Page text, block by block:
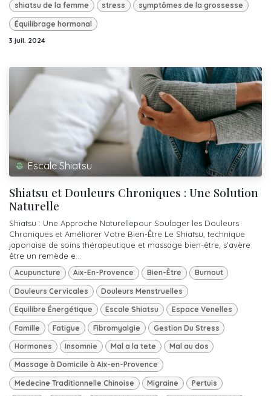
shiatsu de la femme stress symptômes de la grossesse
Équilibrage hormonal
3 juil. 2024
Escale Shiatsu
Shiatsu et Douleurs Chroniques : Une Solution
Naturelle
Shiatsu : Une Approche Naturellepour Soulager les Douleurs
Chroniques et Améliorer Votre Bien-Être Le Shiatsu, technique
japonaise de soins thérapeutique et massage bien-être, s'avère
être un remède e...
Acupuncture Aix-En-Provence Bien-Être Burnout
Douleurs Cervicales Douleurs Menstruelles
Equilibre Énergétique Escale Shiatsu Espace Venelles
Famille Fatigue Fibromyalgie Gestion Du Stress
Hormones Insomnie Mal a la tete Mal au dos
Massage à Domicile à Aix-en-Provence
Medecine Traditionnelle Chinoise Migraine Pertuis